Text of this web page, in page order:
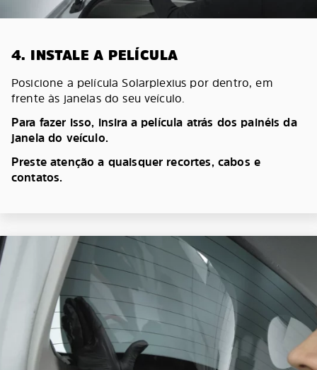
4. INSTALE A PELÍCULA
Posicione a película Solarplexius por dentro, em
frente às janelas do seu veículo.
Para fazer isso, insira a película atrás dos painéis da
janela do veículo.
Preste atenção a quaisquer recortes, cabos e
contatos.